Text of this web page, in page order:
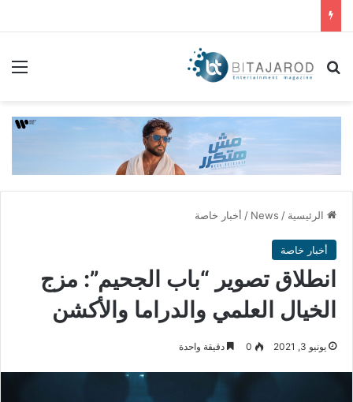
بحث عن
الرئيسية /
News
/ أخبار خاصة
أخبار خاصة
انطلاق تصوير “باب الجحيم”: مزج
الخيال العلمي والدراما والأكشن
يونيو 3, 2021 0 دقيقة واحدة